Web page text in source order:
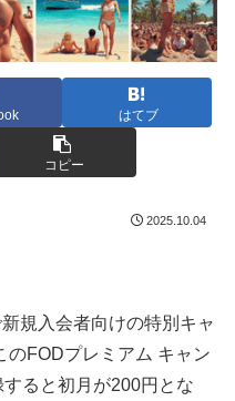
はてブ
コピー
2025.10.04
規入会者向けの特別キャ
のFODプレミアム キャン
ると初月が200円とな